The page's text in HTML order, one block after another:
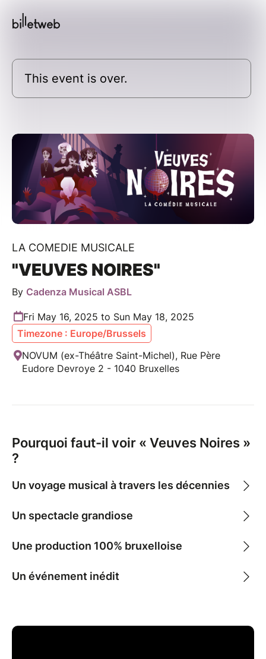
This event is over.
LA COMEDIE MUSICALE
"VEUVES NOIRES"
By Cadenza Musical ASBL
Fri May 16, 2025 to Sun May 18, 2025
Timezone : Europe/Brussels
NOVUM (ex-Théâtre Saint-Michel), Rue Père
Eudore Devroye 2 - 1040 Bruxelles
Pourquoi faut-il voir « Veuves Noires »
?
Un voyage musical à travers les décennies
Un spectacle grandiose
Une production 100% bruxelloise
Un événement inédit